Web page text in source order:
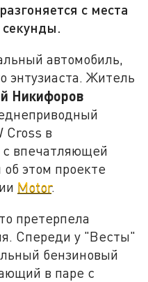
с места
автомобиль,
энтузиаста. Житель
Никифоров
Cross в
с впечатляющей
этом проекте
Motor.
претерпела
Спереди у "Весты"
бензиновый
в паре с